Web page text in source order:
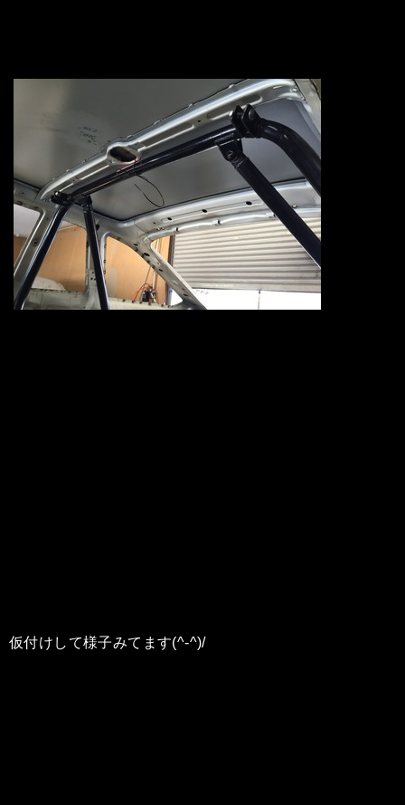
仮付けして様子みてます(^-^)/